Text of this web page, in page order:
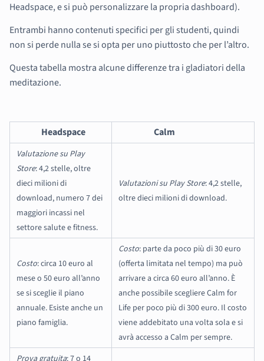
Headspace, e si può personalizzare la propria dashboard).
Entrambi hanno contenuti specifici per gli studenti, quindi
non si perde nulla se si opta per uno piuttosto che per l’altro.
Questa tabella mostra alcune differenze tra i gladiatori della
meditazione.
Headspace Calm
Valutazione su Play
Store: 4,2 stelle, oltre
dieci milioni di
download, numero 7 dei
maggiori incassi nel
settore salute e fitness.
Valutazioni su Play Store: 4,2 stelle,
oltre dieci milioni di download.
Costo: circa 10 euro al
mese o 50 euro all’anno
se si sceglie il piano
annuale. Esiste anche un
piano famiglia.
Costo: parte da poco più di 30 euro
(offerta limitata nel tempo) ma può
arrivare a circa 60 euro all’anno. È
anche possibile scegliere Calm for
Life per poco più di 300 euro. Il costo
viene addebitato una volta sola e si
avrà accesso a Calm per sempre.